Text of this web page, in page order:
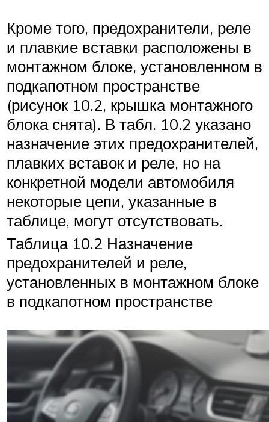
Кроме того, предохранители, реле
и плавкие вставки расположены в
монтажном блоке, установленном в
подкапотном пространстве
(рисунок 10.2, крышка монтажного
блока снята). В табл. 10.2 указано
назначение этих предохранителей,
плавких вставок и реле, но на
конкретной модели автомобиля
некоторые цепи, указанные в
таблице, могут отсутствовать.
Таблица 10.2 Назначение
предохранителей и реле,
установленных в монтажном блоке
в подкапотном пространстве